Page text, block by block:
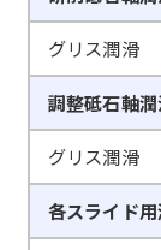
グリス潤滑
調整砥石軸
グリス潤滑
各スライド